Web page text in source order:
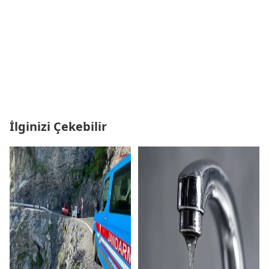
İlginizi Çekebilir